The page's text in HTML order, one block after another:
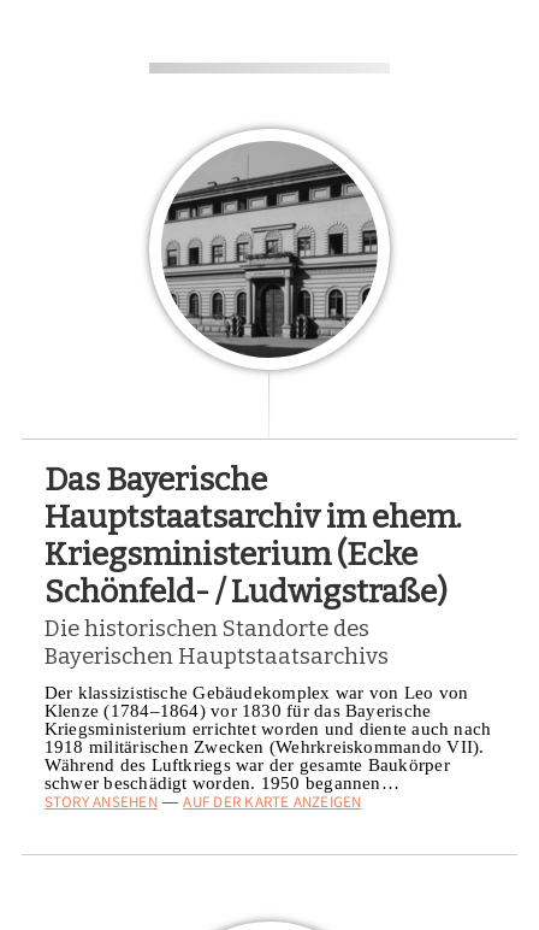
Das Bayerische
Hauptstaatsarchiv im ehem.
Kriegsministerium (Ecke
Schönfeld- / Ludwigstraße)
Die historischen Standorte des
Bayerischen Hauptstaatsarchivs
Der klassizistische Gebäudekomplex war von Leo von
Klenze (1784–1864) vor 1830 für das Bayerische
Kriegsministerium errichtet worden und diente auch nach
1918 militärischen Zwecken (Wehrkreiskommando VII).
Während des Luftkriegs war der gesamte Baukörper
schwer beschädigt worden. 1950 begannen…
STORY ANSEHEN — AUF DER KARTE ANZEIGEN